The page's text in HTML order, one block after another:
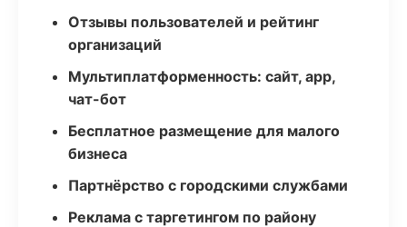
Отзывы пользователей и рейтинг
организаций
Мультиплатформенность: сайт, app,
чат-бот
Бесплатное размещение для малого
бизнеса
Партнёрство с городскими службами
Реклама с таргетингом по району